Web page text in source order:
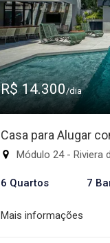
R$ 14.300/dia
Casa para Alugar
Módulo 24 - Riviera
6 Quartos 7
Mais informações